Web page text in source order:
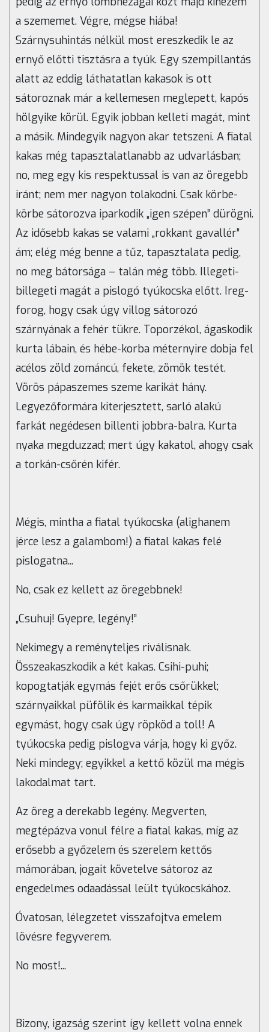
a szememet. Végre, mégse hiába!
Szárnysuhintás nélkül most ereszkedik le az
ernyő előtti tisztásra a tyúk. Egy szempillantás
alatt az eddig láthatatlan kakasok is ott
sátoroznak már a kellemesen meglepett, kapós
hölgyike körül. Egyik jobban kelleti magát, mint
a másik. Mindegyik nagyon akar tetszeni. A fiatal
kakas még tapasztalatlanabb az udvarlásban;
no, meg egy kis respektussal is van az öregebb
iránt; nem mer nagyon tolakodni. Csak körbe-
körbe sátorozva iparkodik „igen szépen” dürögni.
Az idősebb kakas se valami „rokkant gavallér”
ám; elég még benne a tűz, tapasztalata pedig,
no meg bátorsága – talán még több. Illegeti-
billegeti magát a pislogó tyúkocska előtt. Ireg-
forog, hogy csak úgy villog sátorozó
szárnyának a fehér tükre. Toporzékol, ágaskodik
kurta lábain, és hébe-korba méternyire dobja fel
acélos zöld zománcú, fekete, zömök testét.
Vörös pápaszemes szeme karikát hány.
Legyezőformára kiterjesztett, sarló alakú
farkát negédesen billenti jobbra-balra. Kurta
nyaka megduzzad; mert úgy kakatol, ahogy csak
a torkán-csőrén kifér.
Mégis, mintha a fiatal tyúkocska (alighanem
jérce lesz a galambom!) a fiatal kakas felé
pislogatna...
No, csak ez kellett az öregebbnek!
„Csuhuj! Gyepre, legény!”
Nekimegy a reményteljes riválisnak.
Összeakaszkodik a két kakas. Csihi-puhi;
kopogtatják egymás fejét erős csőrükkel;
szárnyaikkal püfölik és karmaikkal tépik
egymást, hogy csak úgy röpköd a toll! A
tyúkocska pedig pislogva várja, hogy ki győz.
Neki mindegy; egyikkel a kettő közül ma mégis
lakodalmat tart.
Az öreg a derekabb legény. Megverten,
megtépázva vonul félre a fiatal kakas, míg az
erősebb a győzelem és szerelem kettős
mámorában, jogait követelve sátoroz az
engedelmes odaadással leült tyúkocskához.
Óvatosan, lélegzetet visszafojtva emelem
lövésre fegyverem.
No most!...
Bizony, igazság szerint így kellett volna ennek